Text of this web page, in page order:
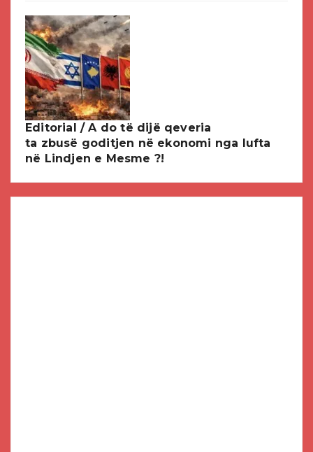
Editorial / A do të dijë qeveria
ta zbusë goditjen në ekonomi nga lufta
në Lindjen e Mesme ?!